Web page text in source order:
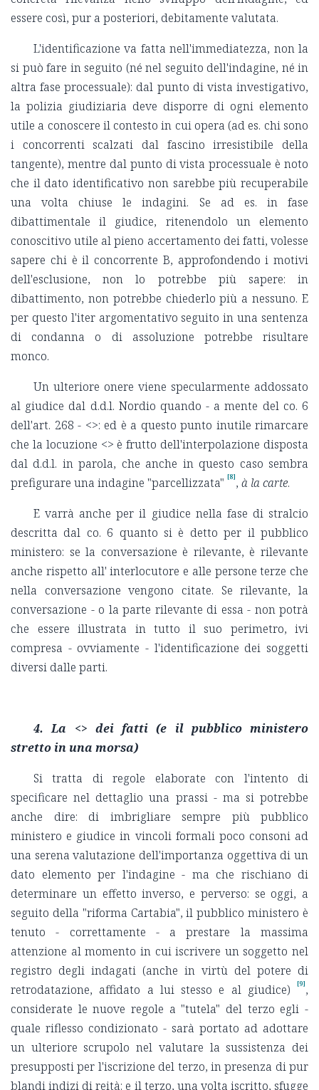
essere così, pur a posteriori, debitamente valutata.
L'identificazione va fatta nell'immediatezza, non la
si può fare in seguito (né nel seguito dell'indagine, né in
altra fase processuale): dal punto di vista investigativo,
la polizia giudiziaria deve disporre di ogni elemento
utile a conoscere il contesto in cui opera (ad es. chi sono
i concorrenti scalzati dal fascino irresistibile della
tangente), mentre dal punto di vista processuale è noto
che il dato identificativo non sarebbe più recuperabile
una volta chiuse le indagini. Se ad es. in fase
dibattimentale il giudice, ritenendolo un elemento
conoscitivo utile al pieno accertamento dei fatti, volesse
sapere chi è il concorrente B, approfondendo i motivi
dell'esclusione, non lo potrebbe più sapere: in
dibattimento, non potrebbe chiederlo più a nessuno. E
per questo l'iter argomentativo seguito in una sentenza
di condanna o di assoluzione potrebbe risultare
monco.
Un ulteriore onere viene specularmente addossato
al giudice dal d.d.l. Nordio quando - a mente del co. 6
dell'art. 268 - <>: ed è a questo punto inutile rimarcare
che la locuzione <> è frutto dell'interpolazione disposta
dal d.d.l. in parola, che anche in questo caso sembra
prefigurare una indagine "parcellizzata" [8], à la carte.
E varrà anche per il giudice nella fase di stralcio
descritta dal co. 6 quanto si è detto per il pubblico
ministero: se la conversazione è rilevante, è rilevante
anche rispetto all' interlocutore e alle persone terze che
nella conversazione vengono citate. Se rilevante, la
conversazione - o la parte rilevante di essa - non potrà
che essere illustrata in tutto il suo perimetro, ivi
compresa - ovviamente - l'identificazione dei soggetti
diversi dalle parti.
4. La <> dei fatti (e il pubblico ministero
stretto in una morsa)
Si tratta di regole elaborate con l'intento di
specificare nel dettaglio una prassi - ma si potrebbe
anche dire: di imbrigliare sempre più pubblico
ministero e giudice in vincoli formali poco consoni ad
una serena valutazione dell'importanza oggettiva di un
dato elemento per l'indagine - ma che rischiano di
determinare un effetto inverso, e perverso: se oggi, a
seguito della "riforma Cartabia", il pubblico ministero è
tenuto - correttamente - a prestare la massima
attenzione al momento in cui iscrivere un soggetto nel
registro degli indagati (anche in virtù del potere di
retrodatazione, affidato a lui stesso e al giudice)
[9],
considerate le nuove regole a "tutela" del terzo egli -
quale riflesso condizionato - sarà portato ad adottare
un ulteriore scrupolo nel valutare la sussistenza dei
presupposti per l'iscrizione del terzo, in presenza di pur
blandi indizi di reità: e il terzo, una volta iscritto, sfugge